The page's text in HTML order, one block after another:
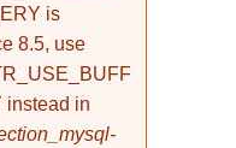
is
8.5, use
instead in